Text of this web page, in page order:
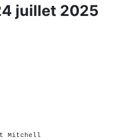
juillet 2025
Mitchell